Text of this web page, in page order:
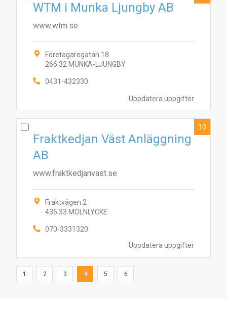
Uppdatera uppgifter
WTM i Munka Ljungby AB
www.wtm.se
Företagaregatan 18
266 32 MUNKA-LJUNGBY
0431-432330
Uppdatera uppgifter
Fraktkedjan Väst Anläggning
AB
www.fraktkedjanvast.se
Fraktvägen 2
435 33 MÖLNLYCKE
070-3331320
10
1 2 3 4 5 6